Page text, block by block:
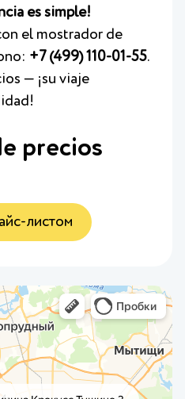
es simple!
el mostrador de
+7 (499) 110-01-55.
— ¡su viaje
precios
листом